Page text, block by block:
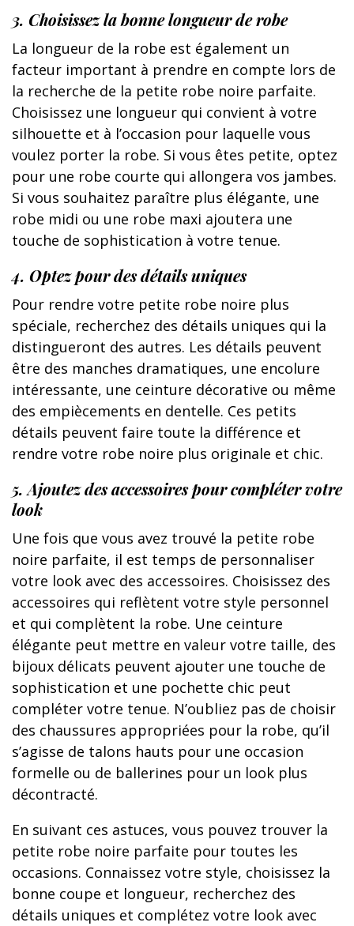
3. Choisissez la bonne longueur de robe
La longueur de la robe est également un
facteur important à prendre en compte lors de
la recherche de la petite robe noire parfaite.
Choisissez une longueur qui convient à votre
silhouette et à l’occasion pour laquelle vous
voulez porter la robe. Si vous êtes petite, optez
pour une robe courte qui allongera vos jambes.
Si vous souhaitez paraître plus élégante, une
robe midi ou une robe maxi ajoutera une
touche de sophistication à votre tenue.
4. Optez pour des détails uniques
Pour rendre votre petite robe noire plus
spéciale, recherchez des détails uniques qui la
distingueront des autres. Les détails peuvent
être des manches dramatiques, une encolure
intéressante, une ceinture décorative ou même
des empiècements en dentelle. Ces petits
détails peuvent faire toute la différence et
rendre votre robe noire plus originale et chic.
5. Ajoutez des accessoires pour compléter votre
look
Une fois que vous avez trouvé la petite robe
noire parfaite, il est temps de personnaliser
votre look avec des accessoires. Choisissez des
accessoires qui reflètent votre style personnel
et qui complètent la robe. Une ceinture
élégante peut mettre en valeur votre taille, des
bijoux délicats peuvent ajouter une touche de
sophistication et une pochette chic peut
compléter votre tenue. N’oubliez pas de choisir
des chaussures appropriées pour la robe, qu’il
s’agisse de talons hauts pour une occasion
formelle ou de ballerines pour un look plus
décontracté.
En suivant ces astuces, vous pouvez trouver la
petite robe noire parfaite pour toutes les
occasions. Connaissez votre style, choisissez la
bonne coupe et longueur, recherchez des
détails uniques et complétez votre look avec